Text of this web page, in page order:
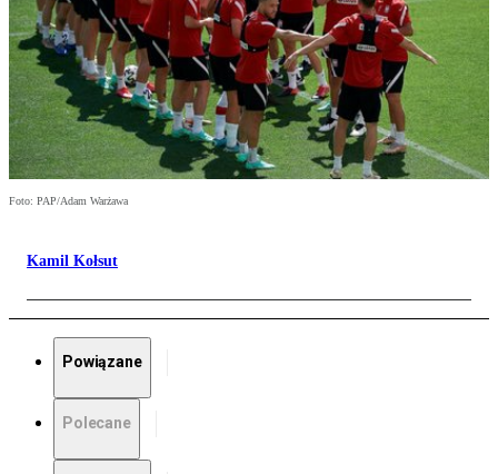
Foto: PAP/Adam Warżawa
Kamil Kołsut
Powiązane
Polecane